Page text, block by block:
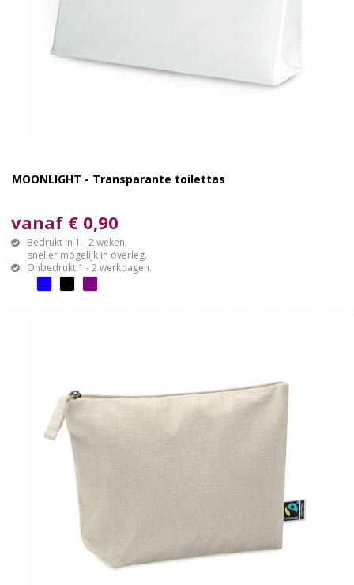
MOONLIGHT - Transparante toilettas
vanaf € 0,90
Bedrukt in 1 - 2 weken,
sneller mogelijk in overleg.
Onbedrukt 1 - 2 werkdagen.